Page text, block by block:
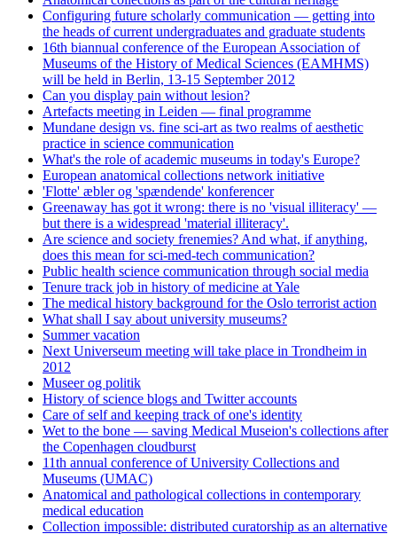
Configuring future scholarly communication — getting into
the heads of current undergraduates and graduate students
16th biannual conference of the European Association of
Museums of the History of Medical Sciences (EAMHMS)
will be held in Berlin, 13-15 September 2012
Can you display pain without lesion?
Artefacts meeting in Leiden — final programme
Mundane design vs. fine sci-art as two realms of aesthetic
practice in science communication
What's the role of academic museums in today's Europe?
European anatomical collections network initiative
'Flotte' æbler og 'spændende' konferencer
Greenaway has got it wrong: there is no 'visual illiteracy' —
but there is a widespread 'material illiteracy'.
Are science and society frenemies? And what, if anything,
does this mean for sci-med-tech communication?
Public health science communication through social media
Tenure track job in history of medicine at Yale
The medical history background for the Oslo terrorist action
What shall I say about university museums?
Summer vacation
Next Universeum meeting will take place in Trondheim in
2012
Museer og politik
History of science blogs and Twitter accounts
Care of self and keeping track of one's identity
Wet to the bone — saving Medical Museion's collections after
the Copenhagen cloudburst
11th annual conference of University Collections and
Museums (UMAC)
Anatomical and pathological collections in contemporary
medical education
Collection impossible: distributed curatorship as an alternative